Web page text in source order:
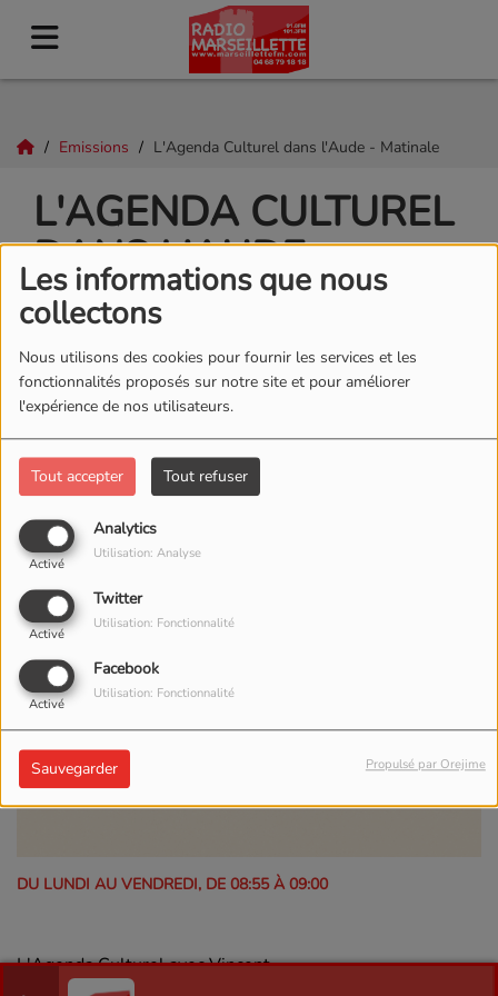
Les informations que nous
collectons
Nous utilisons des cookies pour fournir les services et les
fonctionnalités proposés sur notre site et pour améliorer
l'expérience de nos utilisateurs.
Tout accepter Tout refuser
Analytics
Activé
Utilisation: Analyse
Twitter
Activé
Utilisation: Fonctionnalité
Facebook
Activé
Utilisation: Fonctionnalité
Sauvegarder Propulsé par Orejime
Emissions L'Agenda Culturel dans l'Aude - Matinale
L'AGENDA CULTUREL
DANS L'AUDE -
MATINALE
DU LUNDI AU VENDREDI, DE 08:55 À 09:00
L'Agenda Culturel avec Vincent